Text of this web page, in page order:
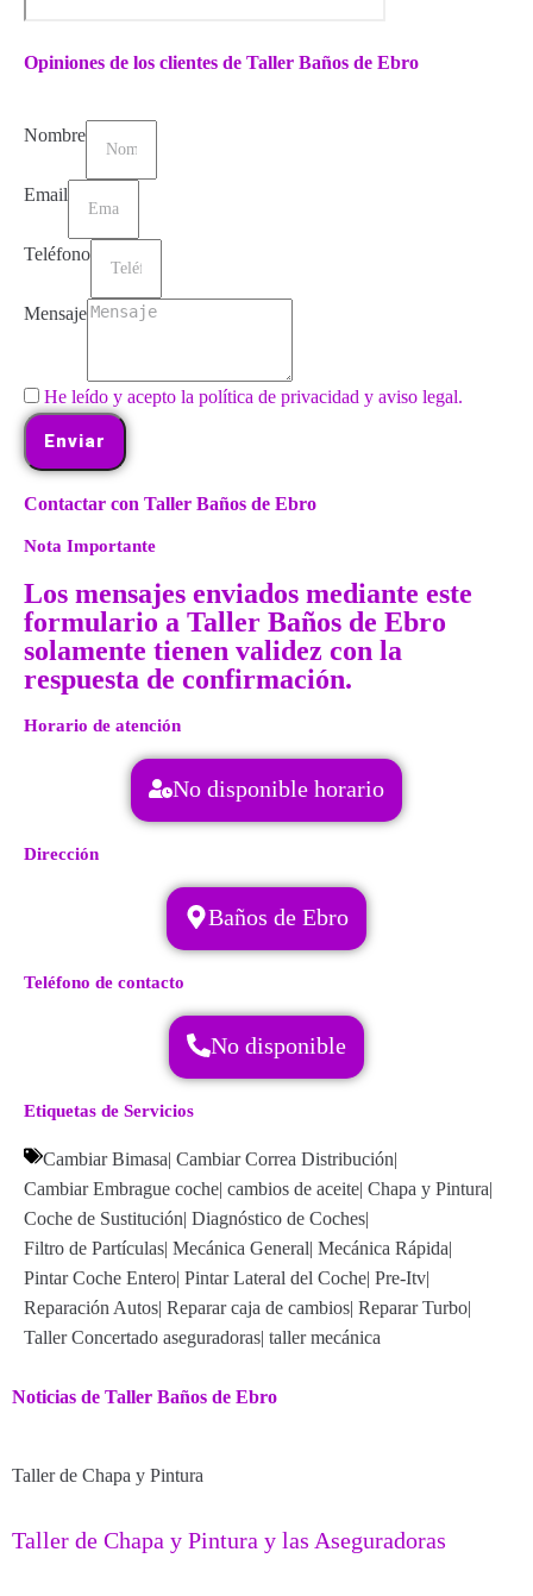
Opiniones de los clientes de Taller Baños de Ebro
Nombre
Email
Teléfono
Mensaje
He leído y acepto la política de privacidad y aviso legal.
Enviar
Contactar con Taller Baños de Ebro
Nota Importante
Los mensajes enviados mediante este
formulario a Taller Baños de Ebro
solamente tienen validez con la
respuesta de confirmación.
Horario de atención
No disponible horario
Dirección
Baños de Ebro
Teléfono de contacto
No disponible
Etiquetas de Servicios
Cambiar Bimasa| Cambiar Correa Distribución|
Cambiar Embrague coche| cambios de aceite| Chapa y Pintura|
Coche de Sustitución| Diagnóstico de Coches|
Filtro de Partículas| Mecánica General| Mecánica Rápida|
Pintar Coche Entero| Pintar Lateral del Coche| Pre-Itv|
Reparación Autos| Reparar caja de cambios| Reparar Turbo|
Taller Concertado aseguradoras| taller mecánica
Noticias de Taller Baños de Ebro
Taller de Chapa y Pintura
Taller de Chapa y Pintura y las Aseguradoras